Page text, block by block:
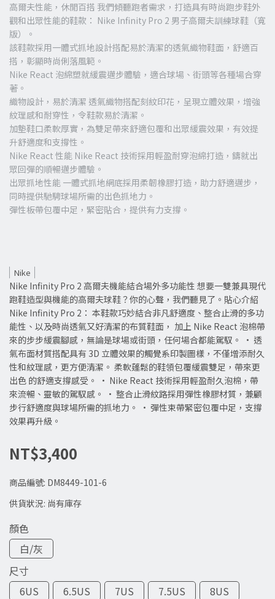
高爾夫性能，休閒百搭 我們傾聽跑者需求，打造具有時尚跑步鞋外
觀和出眾性能的鞋款： Nike Infinity Pro 2 男子高爾夫訓練球鞋（寬
版）。
該鞋款採用一體式抓地設計搭配易於清潔的透氣織物鞋面，舒適百
搭，彰顯時尚俐落風範。
Nike React 泡綿塑就緩震邁步體驗，適合球場、街頭等各種場合穿
著。
織物設計，易於清潔 透氣織物搭配刻紋印花，呈現立體效果，增強
紋理感和耐穿性，令鞋款易於清潔。
加墊鞋口柔軟厚實，為雙足帶來舒適包覆和出眾緩震效果，有效提
升舒適度和支撐性。
Nike React 性能 Nike React 技術採用輕盈耐穿泡綿打造，鑄就出
眾回彈的順暢邁步體驗。
出眾抓地性能 一體式抓地網底採用柔韌橡膠打造，助力舒適邁步，
同時提供馳騁球場所需的出色抓地力。
彈性板帶包覆中足，緊密貼合，提供有力支撐。
Nike
Nike Infinity Pro 2 高爾夫機能結合場外多功能性 想要一雙兼具現代
跑鞋造型與機能的高爾夫球鞋？你的心聲，我們聽見了。貼心介紹
Nike Infinity Pro 2： 本鞋款巧妙結合非凡舒適度、整合止滑的多功
能性、以及時尚透氣又好清潔的布質鞋面， 加上 Nike React 泡棉帶
來的步步緩震腳感，無論是球場或街頭，任何場合都能駕馭。 • 透
氣布面材質搭配具有 3D 立體效果的觸覺系印製圖樣，不僅增添耐久
性和紋理感，更方便清潔。 柔軟蓬鬆的鞋領包覆緩震雙足，帶來更
出色 的舒適支撐感受。 • Nike React 技術採用輕盈耐久泡棉，帶
來流暢、靈敏的駕馭感。 • 整合止滑紋路採用彈性橡膠材質，兼顧
步行舒適度與球場所需的抓地力。 • 彈性束帶緊密包覆中足，支撐
效果再升級。
NT$3,400
商品編號: DM8449-101-6
供貨狀況: 尚有庫存
顏色
白/灰
尺寸
6US
6.5US 7US 7.5US
8US